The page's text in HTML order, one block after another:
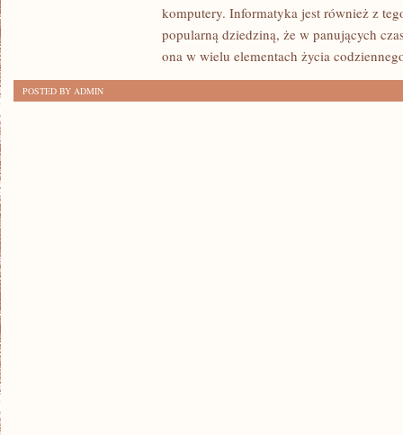
komputery. Informatyka jest również z
popularną dziedziną, że w panujących
ona w wielu elementach życia
POSTED BY ADMIN